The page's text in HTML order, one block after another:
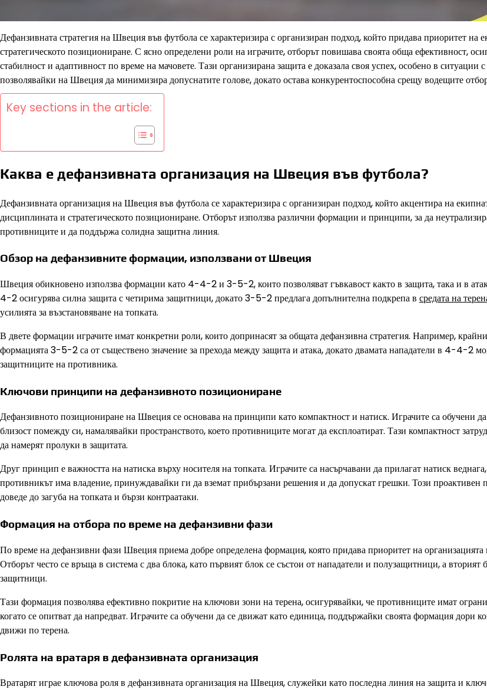
Дефанзивната стратегия на Швеция във футбола се характеризира с организиран подход, който придава приоритет на
стратегическото позициониране. С ясно определени роли на играчите, отборът повишава своята обща ефективност,
стабилност и адаптивност по време на мачовете. Тази организирана защита е доказала своя успех, особено в ситуации
позволявайки на Швеция да минимизира допуснатите голове, докато остава конкурентоспособна срещу водещите
Key sections in the article:
Каква е дефанзивната организация на Швеция във футбола?
Дефанзивната организация на Швеция във футбола се характеризира с организиран подход, който акцентира на
дисциплината и стратегическото позициониране. Отборът използва различни формации и принципи, за да
противниците и да поддържа солидна защитна линия.
Обзор на дефанзивните формации, използвани от Швеция
Швеция обикновено използва формации като 4-4-2 и 3-5-2, които позволяват гъвкавост както в защита, така и в
4-2 осигурява силна защита с четирима защитници, докато 3-5-2 предлага допълнителна подкрепа в средата на
усилията за възстановяване на топката.
В двете формации играчите имат конкретни роли, които допринасят за общата дефанзивна стратегия. Например,
формацията 3-5-2 са от съществено значение за прехода между защита и атака, докато двамата нападатели в 4-4-2
защитниците на противника.
Ключови принципи на дефанзивното позициониране
Дефанзивното позициониране на Швеция се основава на принципи като компактност и натиск. Играчите са обучени
близост помежду си, намалявайки пространството, което противниците могат да експлоатират. Тази компактност
да намерят пролуки в защитата.
Друг принцип е важността на натиска върху носителя на топката. Играчите са насърчавани да прилагат натиск
противникът има владение, принуждавайки ги да вземат прибързани решения и да допускат грешки. Този проактивен
доведе до загуба на топката и бързи контраатаки.
Формация на отбора по време на дефанзивни фази
По време на дефанзивни фази Швеция приема добре определена формация, която придава приоритет на организацията
Отборът често се връща в система с два блока, като първият блок се състои от нападатели и полузащитници, а вторият
защитници.
Тази формация позволява ефективно покритие на ключови зони на терена, осигурявайки, че противниците имат
когато се опитват да напредват. Играчите са обучени да се движат като единица, поддържайки своята формация дори
движи по терена.
Ролята на вратаря в дефанзивната организация
Вратарят играе ключова роля в дефанзивната организация на Швеция, служейки като последна линия на защита и